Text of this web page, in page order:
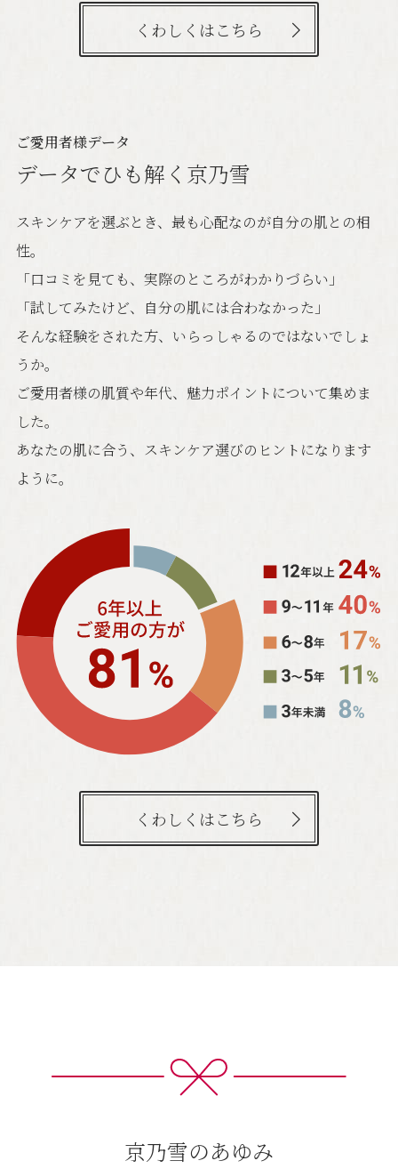
くわしくはこちら
ご愛用者様データ
データでひも解く京乃雪
スキンケアを選ぶとき、最も心配なのが自分の肌との相
性。
「口コミを見ても、実際のところがわかりづらい」
「試してみたけど、自分の肌には合わなかった」
そんな経験をされた方、いらっしゃるのではないでしょ
うか。
ご愛用者様の肌質や年代、魅力ポイントについて集めま
した。
あなたの肌に合う、スキンケア選びのヒントになります
ように。
くわしくはこちら
京乃雪のあゆみ